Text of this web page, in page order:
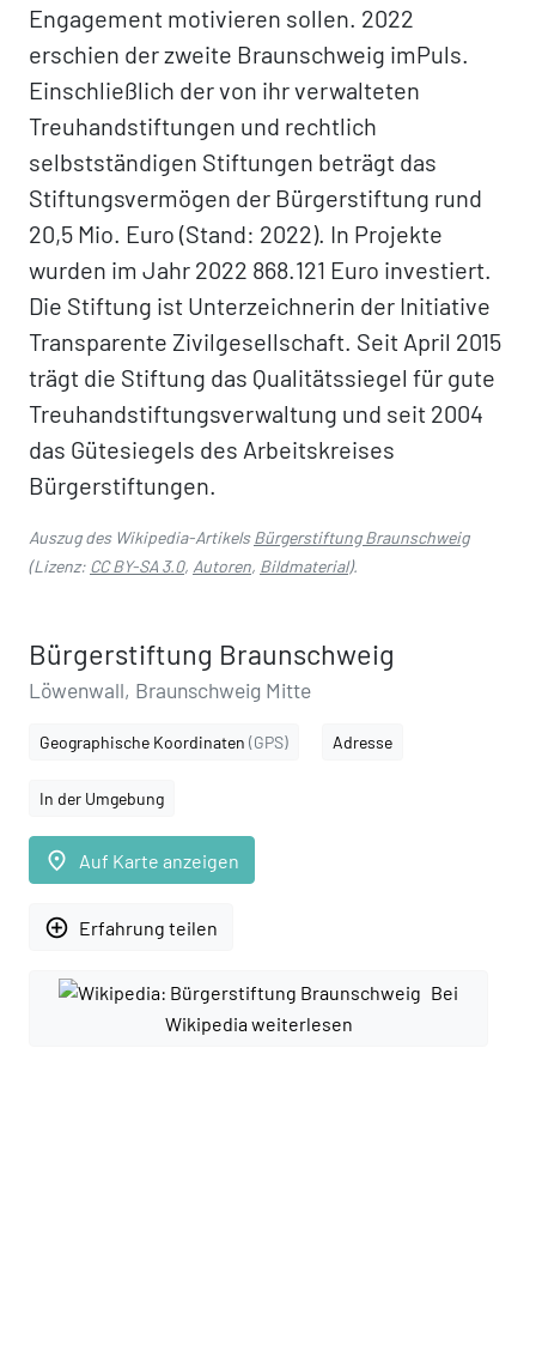
Engagement motivieren sollen. 2022
erschien der zweite Braunschweig imPuls.
Einschließlich der von ihr verwalteten
Treuhandstiftungen und rechtlich
selbstständigen Stiftungen beträgt das
Stiftungsvermögen der Bürgerstiftung rund
20,5 Mio. Euro (Stand: 2022). In Projekte
wurden im Jahr 2022 868.121 Euro investiert.
Die Stiftung ist Unterzeichnerin der Initiative
Transparente Zivilgesellschaft. Seit April 2015
trägt die Stiftung das Qualitätssiegel für gute
Treuhandstiftungsverwaltung und seit 2004
das Gütesiegels des Arbeitskreises
Bürgerstiftungen.
Auszug des Wikipedia-ArtikelsBürgerstiftung Braunschweig
(Lizenz: CC BY-SA 3.0, Autoren, Bildmaterial).
Bürgerstiftung Braunschweig
Löwenwall, Braunschweig Mitte
Geographische Koordinaten (GPS) Adresse
In der Umgebung
place Auf Karte anzeigen
add_circle_outline Erfahrung teilen
Bei
Wikipedia weiterlesen